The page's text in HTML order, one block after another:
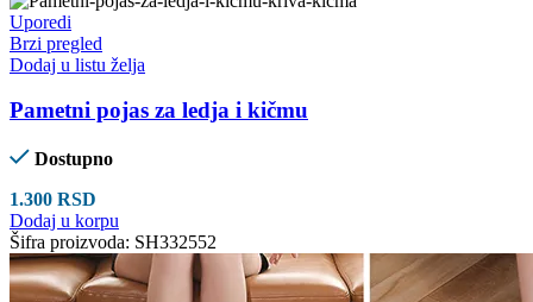
Uporedi
Brzi pregled
Dodaj u listu želja
Pametni pojas za ledja i kičmu
Dostupno
1.300 RSD
Dodaj u korpu
Šifra proizvoda: SH332552